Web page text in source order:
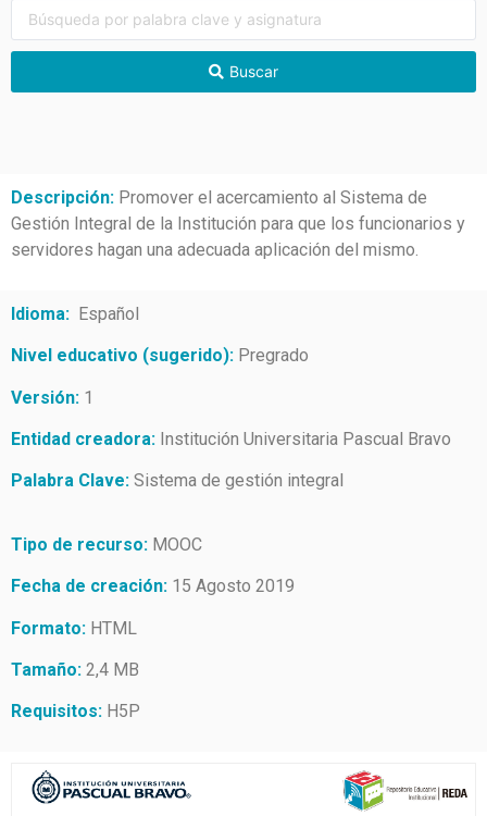
Buscar
Descripción: Promover el acercamiento al Sistema de
Gestión Integral de la Institución para que los funcionarios y
servidores hagan una adecuada aplicación del mismo.
Idioma: Español
Nivel educativo (sugerido): Pregrado
Versión: 1
Entidad creadora: Institución Universitaria Pascual Bravo
Palabra Clave: Sistema de gestión integral
Tipo de recurso: MOOC
Fecha de creación: 15 Agosto 2019
Formato: HTML
Tamaño: 2,4 MB
Requisitos: H5P